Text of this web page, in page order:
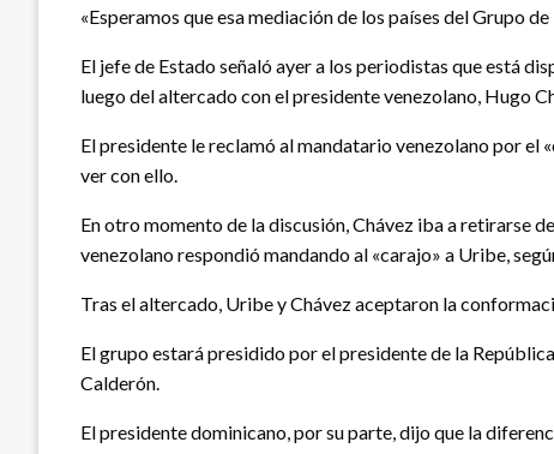
«Esperamos que esa mediación de los países del Grupo
El jefe de Estado señaló ayer a los periodistas que está
luego del altercado con el presidente venezolano, Hugo
El presidente le reclamó al mandatario venezolano por el
ver con ello.
En otro momento de la discusión, Chávez iba a retirarse
venezolano respondió mandando al «carajo» a Uribe,
Tras el altercado, Uribe y Chávez aceptaron la
El grupo estará presidido por el presidente de la
Calderón.
El presidente dominicano, por su parte, dijo que la